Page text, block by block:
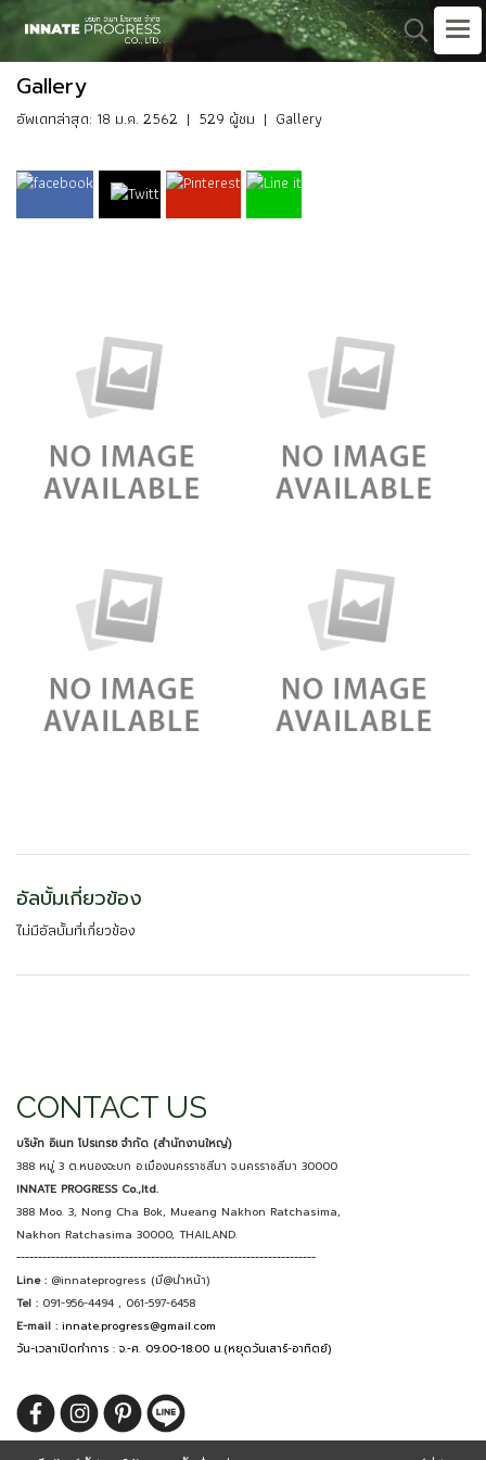
Gallery
อัพเดทล่าสุด: 18 ม.ค. 2562 | 529 ผู้ชม | Gallery
อัลบั้มเกี่ยวข้อง
ไม่มีอัลบั้มที่เกี่ยวข้อง
CONTACT US
บริษัท อิเนท โปรเกรซ จำกัด (สำนักงานใหญ่)
388 หมู่ 3 ต.หนองจะบก อ.เมืองนครราชสีมา จ.นครราชสีมา 30000
INNATE PROGRESS Co.,ltd.
388 Moo. 3, Nong Cha Bok, Mueang Nakhon Ratchasima,
Nakhon Ratchasima 30000, THAILAND.
---------------------------------------------------------------------
Line : @innateprogress (มี@นำหน้า)
Tel : 091-956-4494 , 061-597-6458
E-mail : innate.progress@gmail.com
วัน-เวลาเปิดทำการ : จ.-ศ. 09:00-18:00 น.(หยุดวันเสาร์-อาทิตย์)